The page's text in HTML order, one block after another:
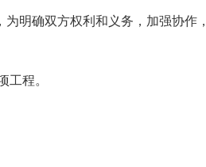
明确双方权利和义务，加强协作
工程。